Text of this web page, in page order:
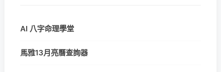
AI 八字命理學堂
馬雅13月亮曆查詢器